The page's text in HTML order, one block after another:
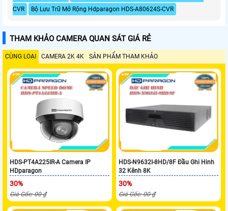
CVR
Bộ Lưu Trữ Mở Rộng Hdparagon HDS-A80624S-CVR
THAM KHẢO CAMERA QUAN SÁT GIÁ RẺ
CÙNG LOẠI CAMERA 2K 4K SẢN PHẨM THAM KHẢO
HDS-PT4A225IR-A Camera IP
HDparagon
30%
Giá Gốc: 00 ₫
HDS-N9632I-8HD/8F Đầu Ghi Hinh
32 Kênh 8K
30%
Giá Gốc: 00 ₫